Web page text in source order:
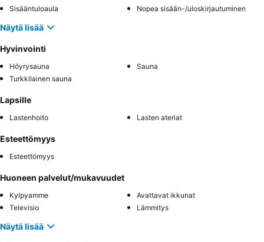
Sisääntuloaula
Nopea sisään-/uloskirjautuminen
Näytä lisää
Hyvinvointi
Höyrysauna
Sauna
Turkkilainen sauna
Lapsille
Lastenhoito Lasten ateriat
Esteettömyys
Esteettömyys
Huoneen palvelut/mukavuudet
Kylpyamme
Avattavat ikkunat
Televisio
Lämmitys
Näytä lisää